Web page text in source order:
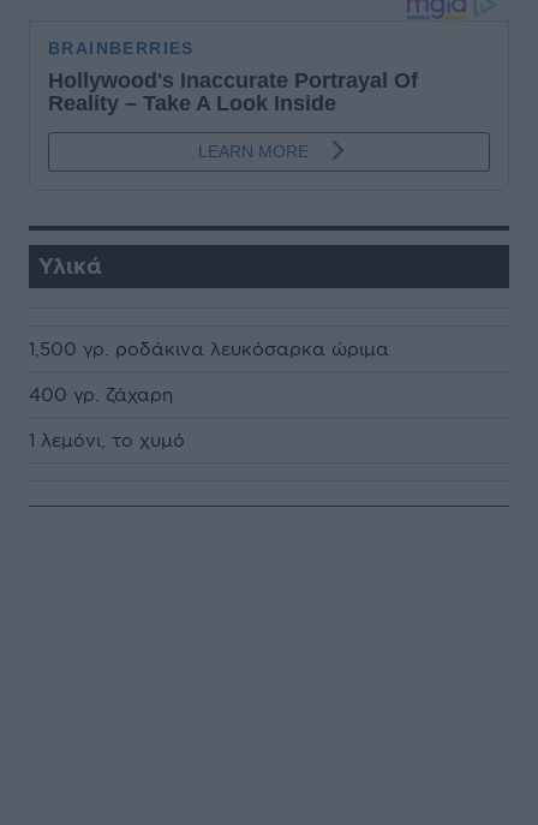
Υλικά
1,500 γρ. ροδάκινα λευκόσαρκα ώριμα
400 γρ. ζάχαρη
1 λεμόνι, το χυμό